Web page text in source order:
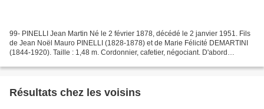
99- PINELLI Jean Martin Né le 2 février 1878, décédé le 2 janvier 1951. Fils
de Jean Noël Mauro PINELLI (1828-1878) et de Marie Félicité DEMARTINI
(1844-1920). Taille : 1,48 m. Cordonnier, cafetier, négociant. D'abord
Résultats chez les voisins